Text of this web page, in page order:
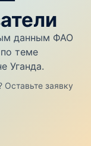
данным ФАО
теме
Уганда.
заявку